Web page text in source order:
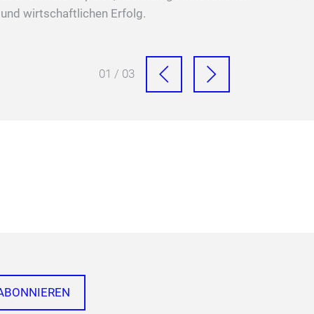
und wirtschaftlichen Erfolg.
01 / 03